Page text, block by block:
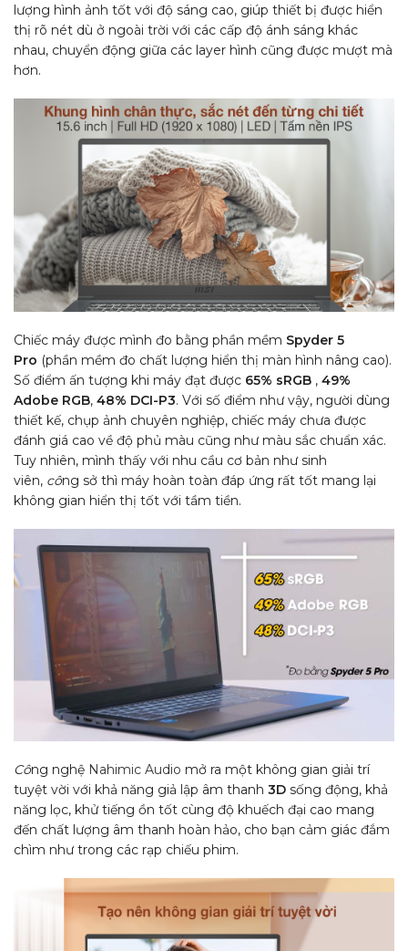
lượng hình ảnh tốt với độ sáng cao, giúp thiết bị được hiển
thị rõ nét dù ở ngoài trời với các cấp độ ánh sáng khác
nhau, chuyển động giữa các layer hình cũng được mượt mà
hơn.
Chiếc máy được mình đo bằng phần mềm Spyder 5
Pro (phần mềm đo chất lượng hiển thị màn hình nâng cao).
Số điểm ấn tượng khi máy đạt được 65% sRGB , 49%
Adobe RGB, 48% DCI-P3. Với số điểm như vậy, người dùng
thiết kế, chụp ảnh chuyên nghiệp, chiếc máy chưa được
đánh giá cao về độ phủ màu cũng như màu sắc chuẩn xác.
Tuy nhiên, mình thấy với nhu cầu cơ bản như sinh
viên, công sở thì máy hoàn toàn đáp ứng rất tốt mang lại
không gian hiển thị tốt với tầm tiền.
Công nghệ Nahimic Audio mở ra một không gian giải trí
tuyệt vời với khả năng giả lập âm thanh 3D sống động, khả
năng lọc, khử tiếng ồn tốt cùng độ khuếch đại cao mang
đến chất lượng âm thanh hoàn hảo, cho bạn cảm giác đắm
chìm như trong các rạp chiếu phim.